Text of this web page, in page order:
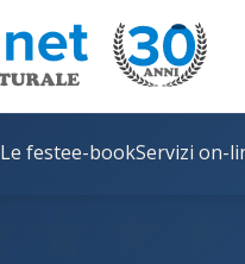
Le festee-bookServizi on-